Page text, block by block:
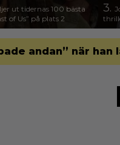
ut tidernas 100 bästa
of Us” på plats 2
3.
andan” när han